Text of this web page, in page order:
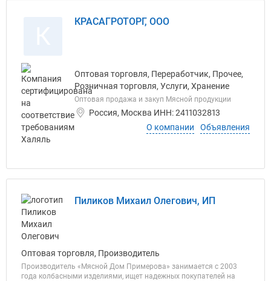
КРАСАГРОТОРГ, ООО
Оптовая торговля, Переработчик, Прочее,
Розничная торговля, Услуги, Хранение
Оптовая продажа и закуп Мясной продукции
Россия, Москва ИНН: 2411032813
О компании
Объявления
Пиликов Михаил Олегович, ИП
Оптовая торговля, Производитель
Пpоизводитель «Мясной Дом Примерова» занимается с 2003
гoдa колбасными изделиями, ищeт надeжных покупaтелeй на